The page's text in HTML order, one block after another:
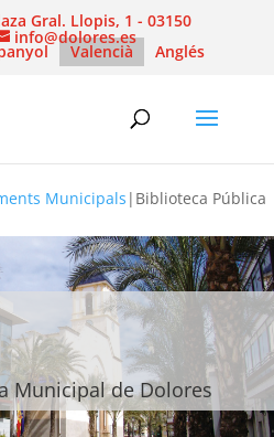
Gral. Llopis, 1 - 03150
info@dolores.es
Valencià Anglés
Municipals | Biblioteca Pública
Municipal de Dolores